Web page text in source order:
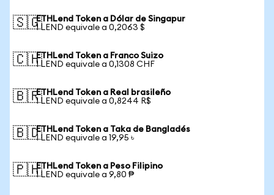
🇸🇬ETHLend Token a Dólar de Singapur
1 LEND equivale a 0,2063 $
🇨🇭ETHLend Token a Franco Suizo
1 LEND equivale a 0,1308 CHF
🇧🇷ETHLend Token a Real brasileño
1 LEND equivale a 0,8244 R$
🇧🇩ETHLend Token a Taka de Bangladés
1 LEND equivale a 19,95 ৳
🇵🇭ETHLend Token a Peso Filipino
1 LEND equivale a 9,80 ₱